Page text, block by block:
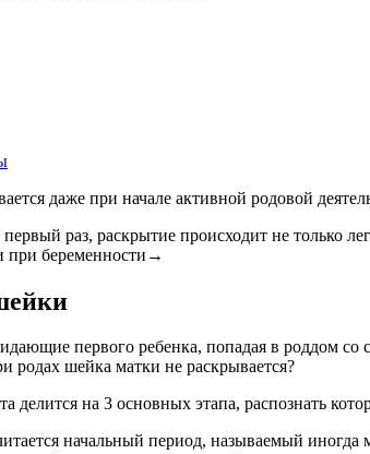
даже при начале активной родовой
раз, раскрытие происходит не только
при беременности→
первого ребенка, попадая в роддом со
родах шейка матки не раскрывается?
делится на 3 основных этапа, распознать
начальный период, называемый